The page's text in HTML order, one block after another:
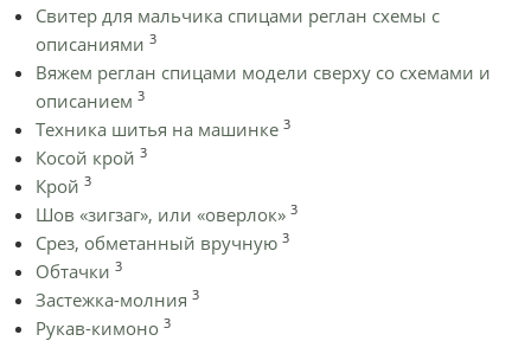
Cвитер для мальчика спицами реглан схемы с
описаниями 3
Вяжем реглан спицами модели сверху со схемами и
описанием 3
Техника шитья на машинке 3
Косой крой 3
Крой 3
Шов «зигзаг», или «оверлок» 3
Срез, обметанный вручную 3
Обтачки 3
Застежка-молния 3
Рукав-кимоно 3